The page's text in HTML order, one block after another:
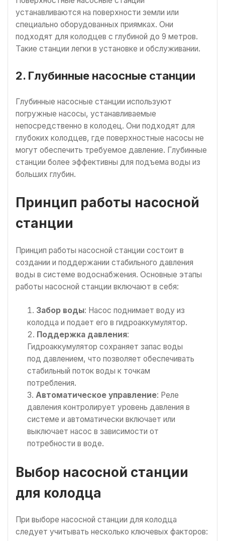
устанавливаются на поверхности земли или
специально оборудованных приямках. Они
подходят для колодцев с глубиной до 9 метров.
Такие станции легки в установке и обслуживании.
2. Глубинные насосные станции
Глубинные насосные станции используют
погружные насосы, устанавливаемые
непосредственно в колодец. Они подходят для
глубоких колодцев, где поверхностные насосы не
могут обеспечить требуемое давление. Глубинные
станции более эффективны для подъема воды из
больших глубин.
Принцип работы насосной
станции
Принцип работы насосной станции состоит в
создании и поддержании стабильного давления
воды в системе водоснабжения. Основные этапы
работы насосной станции включают в себя:
Забор воды: Насос поднимает воду из
колодца и подает его в гидроаккумулятор.
Поддержка давления:
Гидроаккумулятор сохраняет запас воды
под давлением, что позволяет обеспечивать
стабильный поток воды к точкам
потребления.
Автоматическое управление: Реле
давления контролирует уровень давления в
системе и автоматически включает или
выключает насос в зависимости от
потребности в воде.
Выбор насосной станции
для колодца
При выборе насосной станции для колодца
следует учитывать несколько ключевых факторов: